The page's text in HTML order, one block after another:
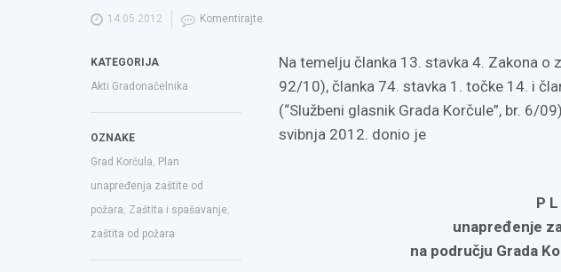
14.05.2012 Komentirajte
Na temelju članka 13. stavka 4. Zakona o
92/10), članka 74. stavka 1. točke 14. i
(“Službeni glasnik Grada Korčule”, br. 6/
svibnja 2012. donio je
P
unapređenje
na području Grada
KATEGORIJA
Akti Gradonačelnika
OZNAKE
Grad Korčula, Plan
unapređenja zaštite od
požara, Zaštita i spašavanje,
zaštita od požara